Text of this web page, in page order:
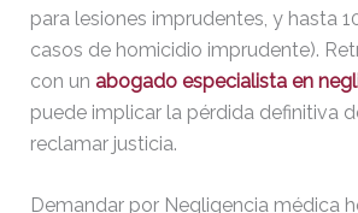
para lesiones imprudentes, y hasta
casos de homicidio imprudente).
con un abogado especialista en
puede implicar la pérdida definitiva
reclamar justicia.
Demandar por Negligencia médica